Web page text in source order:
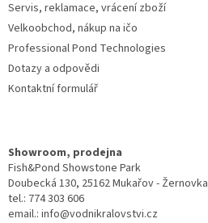
Servis, reklamace, vrácení zboží
Velkoobchod, nákup na ičo
Professional Pond Technologies
Dotazy a odpovědi
Kontaktní formulář
Showroom, prodejna
Fish&Pond Showstone Park
Doubecká 130, 25162 Mukařov - Žernovka
tel.: 774 303 606
email.: info@vodnikralovstvi.cz